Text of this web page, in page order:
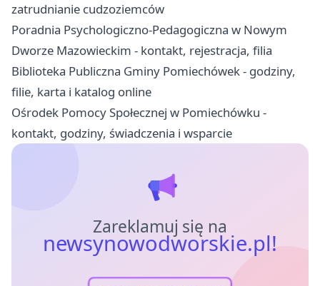
zatrudnianie cudzoziemców
Poradnia Psychologiczno-Pedagogiczna w Nowym
Dworze Mazowieckim - kontakt, rejestracja, filia
Biblioteka Publiczna Gminy Pomiechówek - godziny,
filie, karta i katalog online
Ośrodek Pomocy Społecznej w Pomiechówku -
kontakt, godziny, świadczenia i wsparcie
Zareklamuj się na
newsynowodworskie.pl!